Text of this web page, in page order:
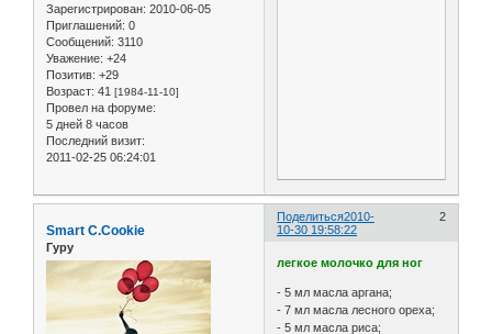
Зарегистрирован: 2010-06-05
Приглашений: 0
Сообщений: 3110
Уважение: +24
Позитив: +29
Возраст: 41 [1984-11-10]
Провел на форуме:
5 дней 8 часов
Последний визит:
2011-02-25 06:24:01
Поделиться 2
2010-
10-30 19:58:22
Smart C.Cookie
Гуру
легкое молочко для ног
- 5 мл масла аргана;
- 7 мл масла лесного ореха;
- 5 мл масла риса;